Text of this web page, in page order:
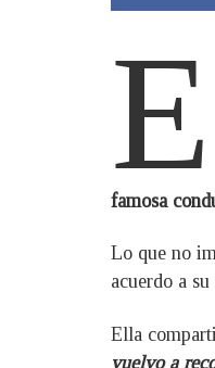
E
famosa
Lo que no
acuerdo a
Ella
vuelvo a